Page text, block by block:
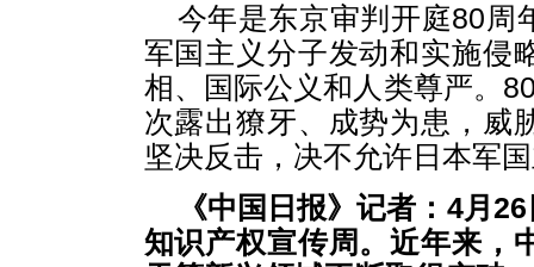
今年是东京审判开庭80周
军国主义分子发动和实施侵
相、国际公义和人类尊严。
次露出獠牙、成势为患，威
坚决反击，决不允许日本军
《中国日报》记者：4月
知识产权宣传周。近年来，